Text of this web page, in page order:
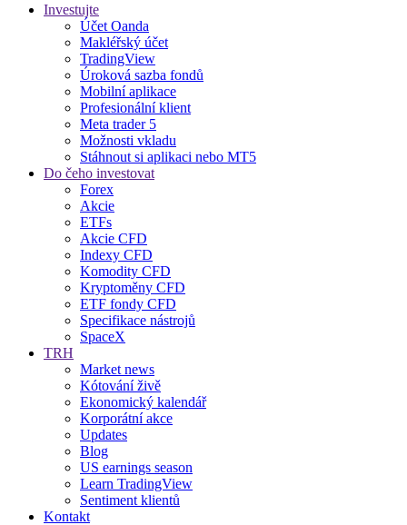
Investujte
Účet Oanda
Makléřský účet
TradingView
Úroková sazba fondů
Mobilní aplikace
Profesionální klient
Meta trader 5
Možnosti vkladu
Stáhnout si aplikaci nebo MT5
Do čeho investovat
Forex
Akcie
ETFs
Akcie CFD
Indexy CFD
Komodity CFD
Kryptoměny CFD
ETF fondy CFD
Specifikace nástrojů
SpaceX
TRH
Market news
Kótování živě
Ekonomický kalendář
Korporátní akce
Updates
Blog
US earnings season
Learn TradingView
Sentiment klientů
Kontakt